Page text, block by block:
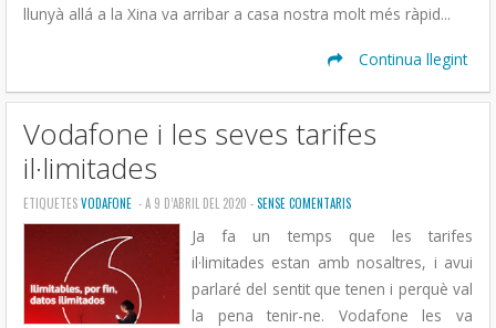
llunyà allá a la Xina va arribar a casa nostra molt més ràpid...
Continua llegint
Vodafone i les seves tarifes
il·limitades
ETIQUETESVODAFONE - A 9 D’ABRIL DEL 2020 -SENSE COMENTARIS
Ja fa un temps que les tarifes
il·limitades estan amb nosaltres, i avui
parlaré del sentit que tenen i perquè val
la pena tenir-ne. Vodafone les va